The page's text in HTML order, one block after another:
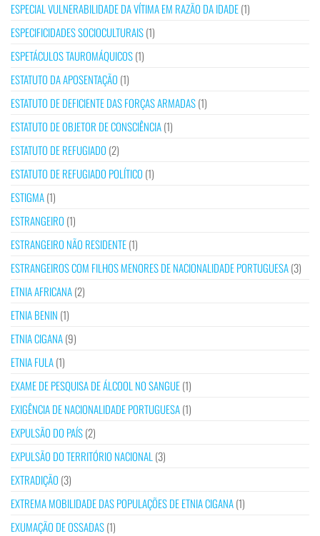
ESPECIAL VULNERABILIDADE DA VÍTIMA EM RAZÃO DA IDADE(1)
ESPECIFICIDADES SOCIOCULTURAIS(1)
ESPETÁCULOS TAUROMÁQUICOS(1)
ESTATUTO DA APOSENTAÇÃO (1)
ESTATUTO DE DEFICIENTE DAS FORÇAS ARMADAS(1)
ESTATUTO DE OBJETOR DE CONSCIÊNCIA(1)
ESTATUTO DE REFUGIADO (2)
ESTATUTO DE REFUGIADO POLÍTICO (1)
ESTIGMA(1)
ESTRANGEIRO (1)
ESTRANGEIRO NÃO RESIDENTE(1)
ESTRANGEIROS COM FILHOS MENORES DE NACIONALIDADE PORTUGUESA(3)
ETNIA AFRICANA(2)
ETNIA BENIN (1)
ETNIA CIGANA(9)
ETNIA FULA(1)
EXAME DE PESQUISA DE ÁLCOOL NO SANGUE(1)
EXIGÊNCIA DE NACIONALIDADE PORTUGUESA(1)
EXPULSÃO DO PAÍS(2)
EXPULSÃO DO TERRITÓRIO NACIONAL (3)
EXTRADIÇÃO (3)
EXTREMA MOBILIDADE DAS POPULAÇÕES DE ETNIA CIGANA(1)
EXUMAÇÃO DE OSSADAS(1)